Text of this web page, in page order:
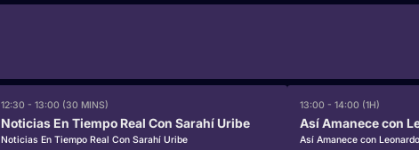
12:30 - 13:00 (30 MINS)
Noticias En Tiempo Real Con Sarahí Uribe
Noticias En Tiempo Real Con Sarahí Uribe
13:00 - 14:00 (1H)
Así Amanece con
Así Amanece con